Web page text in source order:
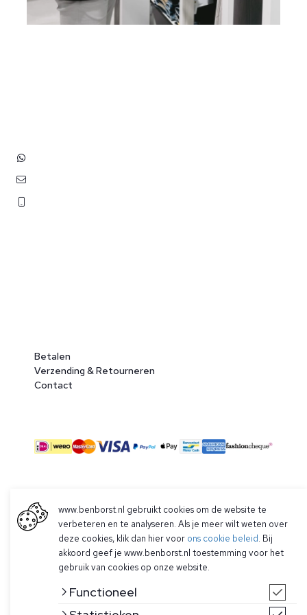
Betalen
Verzending & Retourneren
Contact
© 2026 Ben Borst
|Algemene voorwaarden |Privacy Policy
www.benborst.nl gebruikt cookies om de website te
verbeteren en te analyseren. Als je meer wilt weten over
deze cookies, klik dan hier voor ons cookie beleid. Bij
akkoord geef je www.benborst.nl toestemming voor het
gebruik van cookies op onze website.
Functioneel